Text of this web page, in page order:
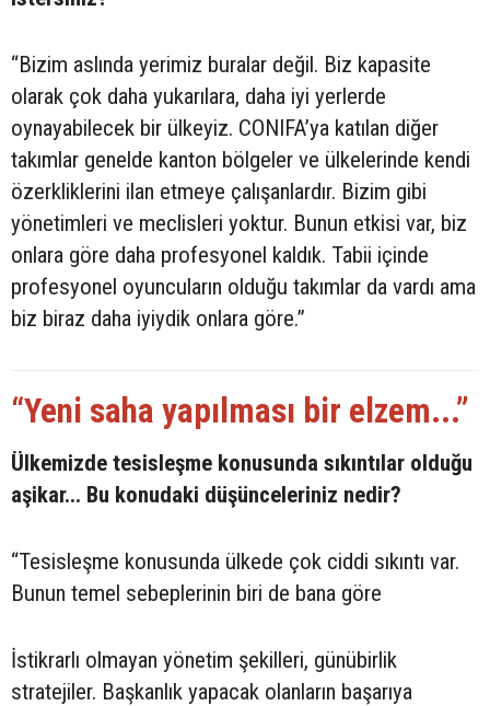
“Bizim aslında yerimiz buralar değil. Biz kapasite
olarak çok daha yukarılara, daha iyi yerlerde
oynayabilecek bir ülkeyiz. CONIFA’ya katılan diğer
takımlar genelde kanton bölgeler ve ülkelerinde kendi
özerkliklerini ilan etmeye çalışanlardır. Bizim gibi
yönetimleri ve meclisleri yoktur. Bunun etkisi var, biz
onlara göre daha profesyonel kaldık. Tabii içinde
profesyonel oyuncuların olduğu takımlar da vardı ama
biz biraz daha iyiydik onlara göre.”
“Yeni saha yapılması bir elzem...”
Ülkemizde tesisleşme konusunda sıkıntılar olduğu
aşikar... Bu konudaki düşünceleriniz nedir?
“Tesisleşme konusunda ülkede çok ciddi sıkıntı var.
Bunun temel sebeplerinin biri de bana göre
İstikrarlı olmayan yönetim şekilleri, günübirlik
stratejiler. Başkanlık yapacak olanların başarıya